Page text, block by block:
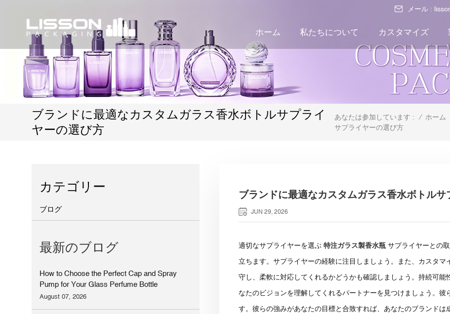
メール :
ホーム 私たちについて カスタマイズ
ブランドに最適なカスタムガラス香水ボトルサプライ
ヤーの選び方
あなたは参加しています : / ホーム
サプライヤーの選び方
ブランドに最適なカスタムガラス香水ボトル
JUN 29, 2026
適切なサプライヤーを選ぶ特注ガラス製香水瓶 サプライヤーとの
立ちます。サプライヤーの経験に注目しましょう。また、カスタ
守し、柔軟に対応してくれるかどうかも確認しましょう。持続可
なたのビジョンを理解してくれるパートナーを見つけましょう。
す。彼らの強みがあなたの目標と合致すれば、あなたのブランドは
カテゴリー
ブログ
最新のブログ
How to Choose the Perfect Cap and Spray
Pump for Your Glass Perfume Bottle
August 07, 2026